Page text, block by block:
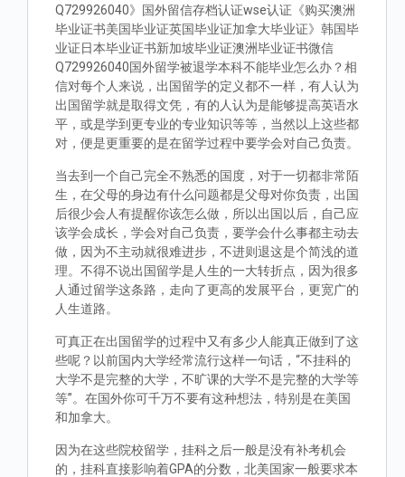
Q729926040》国外留信存档认证wse认证《购买澳洲
毕业证书美国毕业证英国毕业证加拿大毕业证》韩国毕
业证日本毕业证书新加坡毕业证澳洲毕业证书微信
Q729926040国外留学被退学本科不能毕业怎么办？相
信对每个人来说，出国留学的定义都不一样，有人认为
出国留学就是取得文凭，有的人认为是能够提高英语水
平，或是学到更专业的专业知识等等，当然以上这些都
对，便是更重要的是在留学过程中要学会对自己负责。
当去到一个自己完全不熟悉的国度，对于一切都非常陌
生，在父母的身边有什么问题都是父母对你负责，出国
后很少会人有提醒你该怎么做，所以出国以后，自己应
该学会成长，学会对自己负责，要学会什么事都主动去
做，因为不主动就很难进步，不进则退这是个简浅的道
理。不得不说出国留学是人生的一大转折点，因为很多
人通过留学这条路，走向了更高的发展平台，更宽广的
人生道路。
可真正在出国留学的过程中又有多少人能真正做到了这
些呢？以前国内大学经常流行这样一句话，“不挂科的
大学不是完整的大学，不旷课的大学不是完整的大学等
等”。在国外你可千万不要有这种想法，特别是在美国
和加拿大。
因为在这些院校留学，挂科之后一般是没有补考机会
的，挂科直接影响着GPA的分数，北美国家一般要求本